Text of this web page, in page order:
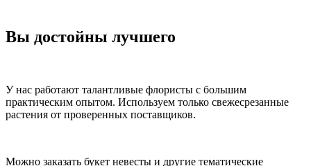
Вы достойны лучшего
У нас работают талантливые флористы с большим
практическим опытом. Используем только свежесрезанные
растения от проверенных поставщиков.
Можно заказать букет невесты и другие тематические